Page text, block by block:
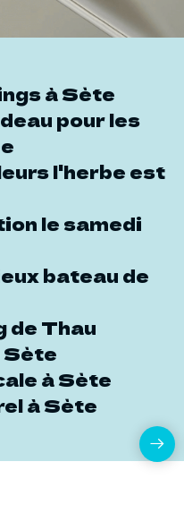
à Sète
pour les
l'herbe est
le samedi
bateau de
de Thau
Sète
à Sète
à Sète